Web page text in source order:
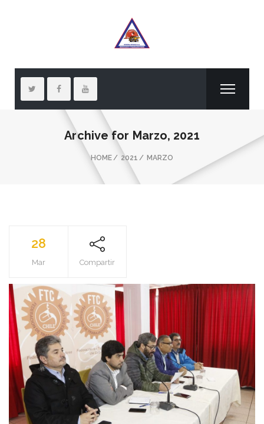
Archive for Marzo, 2021
HOME 2021 MARZO
28
Mar Compartir